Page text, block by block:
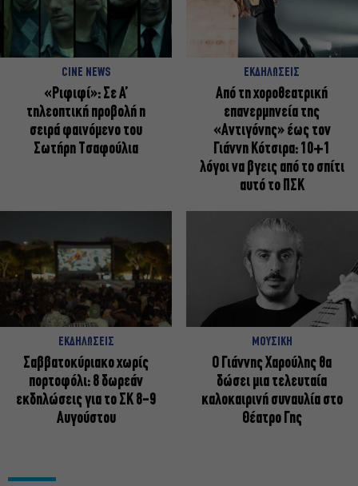
CINE NEWS
«Ριφιφί»: Σε Α’
τηλεοπτική προβολή η
σειρά φαινόμενο του
Σωτήρη Τσαφούλια
ΕΚΔΗΛΩΣΕΙΣ
Από τη χοροθεατρική
επανερμηνεία της
«Αντιγόνης» έως τον
Γιάννη Κότσιρα: 10+1
λόγοι να βγεις από το σπίτι
αυτό το ΠΣΚ
ΕΚΔΗΛΩΣΕΙΣ
Σαββατοκύριακο χωρίς
πορτοφόλι: 8 δωρεάν
εκδηλώσεις για το ΣΚ 8-9
Αυγούστου
ΜΟΥΣΙΚΗ
Ο Γιάννης Χαρούλης θα
δώσει μια τελευταία
καλοκαιρινή συναυλία στο
Θέατρο Γης